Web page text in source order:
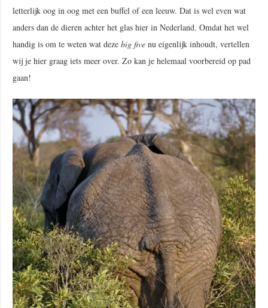
letterlijk oog in oog met een buffel of een leeuw. Dat is wel even wat
anders dan de dieren achter het glas hier in Nederland. Omdat het wel
handig is om te weten wat deze big five nu eigenlijk inhoudt, vertellen
wij je hier graag iets meer over. Zo kan je helemaal voorbereid op pad
gaan!